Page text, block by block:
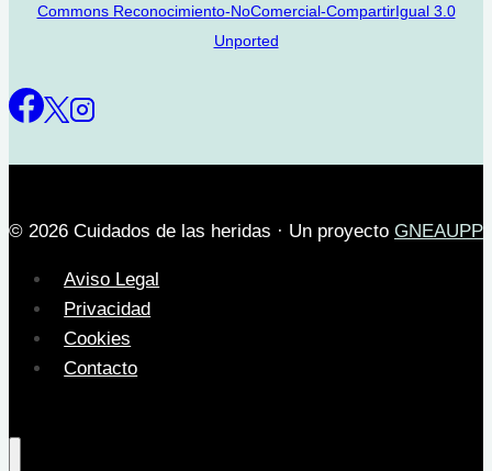
Commons Reconocimiento-NoComercial-CompartirIgual 3.0
Unported
© 2026 Cuidados de las heridas · Un proyecto GNEAUPP
Aviso Legal
Privacidad
Cookies
Contacto